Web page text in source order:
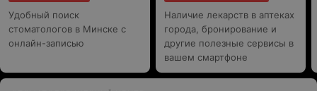
Удобный поиск
стоматологов в Минске с
онлайн-записью
Наличие лекарств в аптеках
города, бронирование и
другие полезные сервисы в
вашем смартфоне